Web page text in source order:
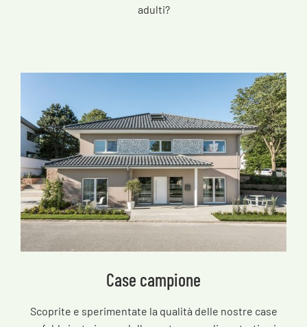
adulti?
Case campione
Scoprite e sperimentate la qualità delle nostre case